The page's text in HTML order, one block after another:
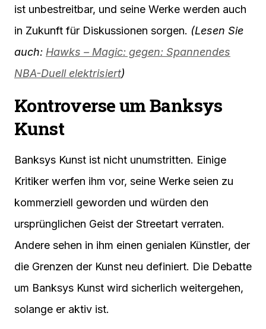
ist unbestreitbar, und seine Werke werden auch
in Zukunft für Diskussionen sorgen. (Lesen Sie
auch: Hawks – Magic: gegen: Spannendes
NBA-Duell elektrisiert)
Kontroverse um Banksys
Kunst
Banksys Kunst ist nicht unumstritten. Einige
Kritiker werfen ihm vor, seine Werke seien zu
kommerziell geworden und würden den
ursprünglichen Geist der Streetart verraten.
Andere sehen in ihm einen genialen Künstler, der
die Grenzen der Kunst neu definiert. Die Debatte
um Banksys Kunst wird sicherlich weitergehen,
solange er aktiv ist.